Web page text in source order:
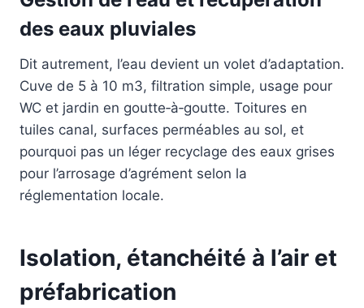
des eaux pluviales
Dit autrement, l’eau devient un volet d’adaptation.
Cuve de 5 à 10 m3, filtration simple, usage pour
WC et jardin en goutte‑à‑goutte. Toitures en
tuiles canal, surfaces perméables au sol, et
pourquoi pas un léger recyclage des eaux grises
pour l’arrosage d’agrément selon la
réglementation locale.
Isolation, étanchéité à l’air et
préfabrication